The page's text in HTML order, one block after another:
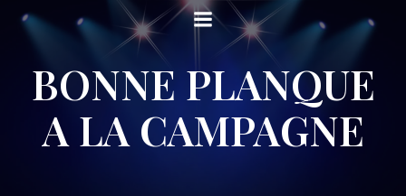
BONNE PLANQUE
A LA CAMPAGNE